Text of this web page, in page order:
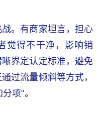
。有商家坦言，担心
觉得不干净，影响销
界定认定标准，避免
过流量倾斜等方式，
项”。